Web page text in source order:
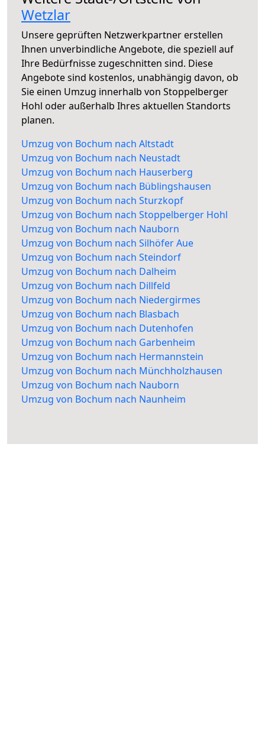
Wetzlar
Unsere geprüften Netzwerkpartner erstellen
Ihnen unverbindliche Angebote, die speziell auf
Ihre Bedürfnisse zugeschnitten sind. Diese
Angebote sind kostenlos, unabhängig davon, ob
Sie einen Umzug innerhalb von Stoppelberger
Hohl oder außerhalb Ihres aktuellen Standorts
planen.
Umzug von Bochum nach Altstadt
Umzug von Bochum nach Neustadt
Umzug von Bochum nach Hauserberg
Umzug von Bochum nach Büblingshausen
Umzug von Bochum nach Sturzkopf
Umzug von Bochum nach Stoppelberger Hohl
Umzug von Bochum nach Nauborn
Umzug von Bochum nach Silhöfer Aue
Umzug von Bochum nach Steindorf
Umzug von Bochum nach Dalheim
Umzug von Bochum nach Dillfeld
Umzug von Bochum nach Niedergirmes
Umzug von Bochum nach Blasbach
Umzug von Bochum nach Dutenhofen
Umzug von Bochum nach Garbenheim
Umzug von Bochum nach Hermannstein
Umzug von Bochum nach Münchholzhausen
Umzug von Bochum nach Nauborn
Umzug von Bochum nach Naunheim